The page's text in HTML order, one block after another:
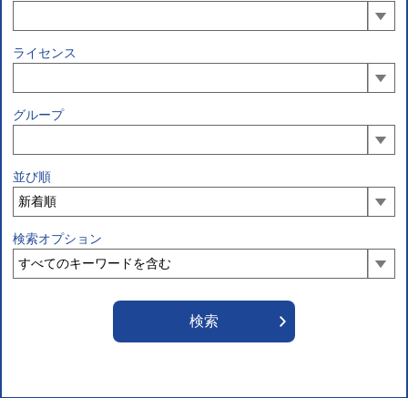
ライセンス
グループ
並び順
検索オプション